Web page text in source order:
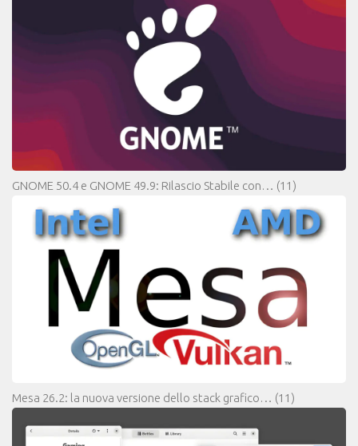
GNOME 50.4 e GNOME 49.9: Rilascio Stabile con… (11)
Mesa 26.2: la nuova versione dello stack grafico… (11)